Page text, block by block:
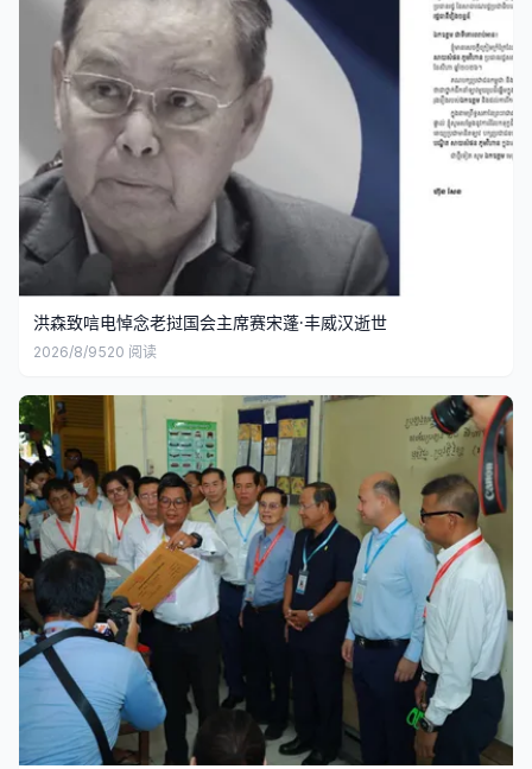
洪森致唁电悼念老挝国会主席赛宋蓬·丰威汉逝世
2026/8/9520 阅读